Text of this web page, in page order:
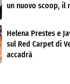
un nuovo scoop, il
Helena Prestes e
sul Red Carpet di
accadrà